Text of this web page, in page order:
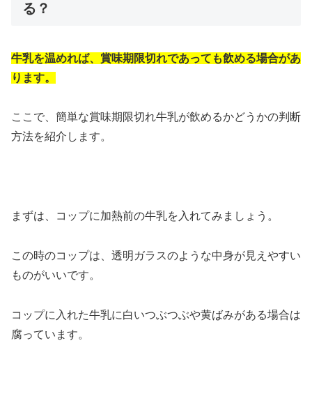
る？
牛乳を温めれば、賞味期限切れであっても飲める場合があ
ります。
ここで、簡単な賞味期限切れ牛乳が飲めるかどうかの判断
方法を紹介します。
まずは、コップに加熱前の牛乳を入れてみましょう。
この時のコップは、透明ガラスのような中身が見えやすい
ものがいいです。
コップに入れた牛乳に白いつぶつぶや黄ばみがある場合は
腐っています。